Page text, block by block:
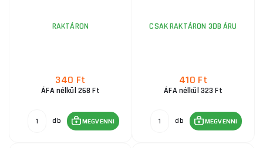
A-81 A80 P80 P-81 A60 Vortex-gyűrű
1 230 Ft
RAKTÁRON
340 Ft
ÁFA nélkül 268 Ft
db MEGVENNI
CSAK RAKTÁRON 3DB ÁRU
410 Ft
ÁFA nélkül 323 Ft
db MEGVENNI